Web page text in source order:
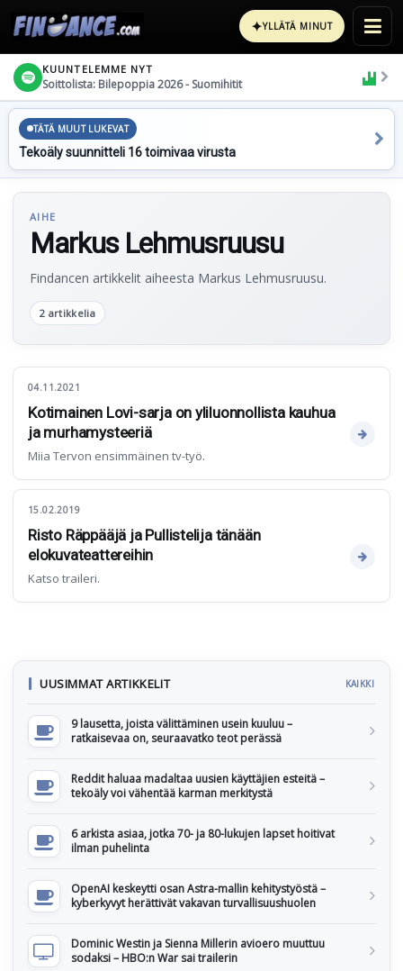
✦YLLÄTÄ MINUT
KUUNTELEMME NYT
Soittolista: Bilepoppia 2026 - Suomihitit
TÄTÄ MUUT LUKEVAT
Tekoäly suunnitteli 16 toimivaa virusta
AIHE
Markus Lehmusruusu
Findancen artikkelit aiheesta Markus Lehmusruusu.
2 artikkelia
04.11.2021
Kotimainen Lovi-sarja on yliluonnollista kauhua
ja murhamysteeriä
Miia Tervon ensimmäinen tv-työ.
15.02.2019
Risto Räppääjä ja Pullistelija tänään
elokuvateattereihin
Katso traileri.
UUSIMMAT ARTIKKELIT KAIKKI
9 lausetta, joista välittäminen usein kuuluu –
ratkaisevaa on, seuraavatko teot perässä
Reddit haluaa madaltaa uusien käyttäjien esteitä –
tekoäly voi vähentää karman merkitystä
6 arkista asiaa, jotka 70- ja 80-lukujen lapset hoitivat
ilman puhelinta
OpenAI keskeytti osan Astra-mallin kehitystyöstä –
kyberkyvyt herättivät vakavan turvallisuushuolen
Dominic Westin ja Sienna Millerin avioero muuttuu
sodaksi – HBO:n War sai trailerin